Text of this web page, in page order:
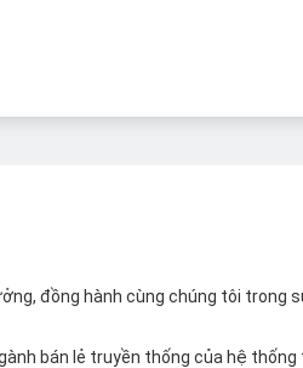
đồng hành cùng chúng tôi trong
bán lẻ truyền thống của hệ